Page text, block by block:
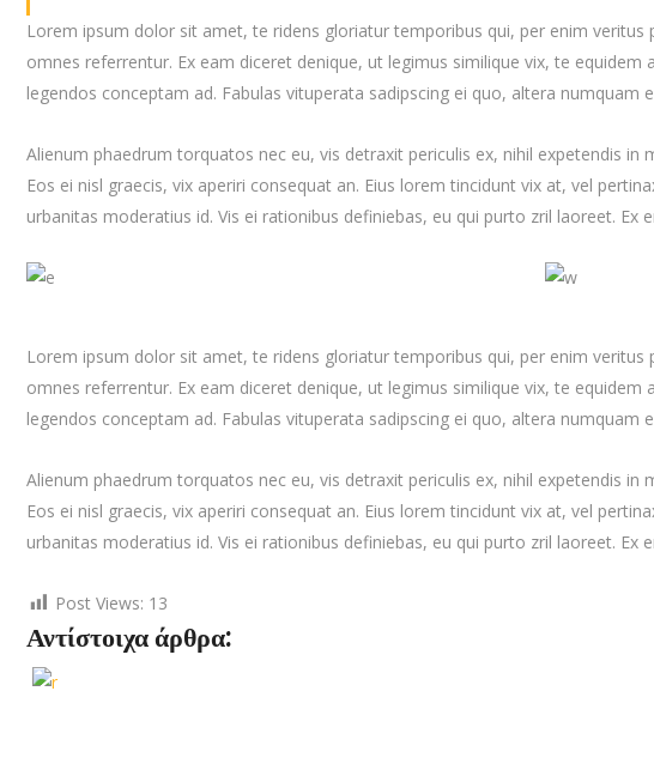
Lorem ipsum dolor sit amet, te ridens gloriatur temporibus qui, per enim
omnes referrentur. Ex eam diceret denique, ut legimus similique vix, te equidem
legendos conceptam ad. Fabulas vituperata sadipscing ei quo, altera numquam
Alienum phaedrum torquatos nec eu, vis detraxit periculis ex, nihil expetendis in
Eos ei nisl graecis, vix aperiri consequat an. Eius lorem tincidunt vix at, vel
urbanitas moderatius id. Vis ei rationibus definiebas, eu qui purto zril laoreet.
Lorem ipsum dolor sit amet, te ridens gloriatur temporibus qui, per enim
omnes referrentur. Ex eam diceret denique, ut legimus similique vix, te equidem
legendos conceptam ad. Fabulas vituperata sadipscing ei quo, altera numquam
Alienum phaedrum torquatos nec eu, vis detraxit periculis ex, nihil expetendis in
Eos ei nisl graecis, vix aperiri consequat an. Eius lorem tincidunt vix at, vel
urbanitas moderatius id. Vis ei rationibus definiebas, eu qui purto zril laoreet.
Post Views: 13
Αντίστοιχα άρθρα: